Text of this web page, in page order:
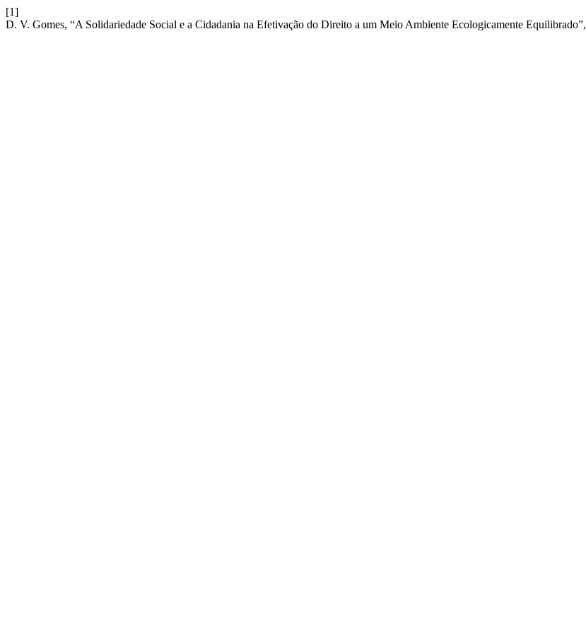
[1]
D. V. Gomes, “A Solidariedade Social e a Cidadania na Efetivação do Direito a um Meio Ambiente Ecologicamente Equilibrado”,